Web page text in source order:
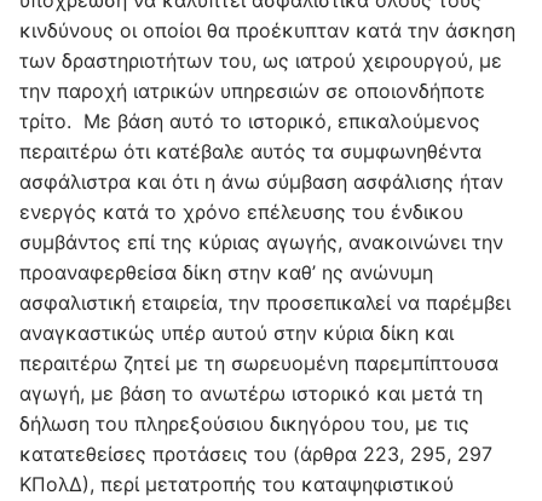
κινδύνους οι οποίοι θα προέκυπταν κατά την άσκηση
των δραστηριοτήτων του, ως ιατρού χειρουργού, με
την παροχή ιατρικών υπηρεσιών σε οποιονδήποτε
τρίτο. Με βάση αυτό το ιστορικό, επικαλούμενος
περαιτέρω ότι κατέβαλε αυτός τα συμφωνηθέντα
ασφάλιστρα και ότι η άνω σύμβαση ασφάλισης ήταν
ενεργός κατά το χρόνο επέλευσης του ένδικου
συμβάντος επί της κύριας αγωγής, ανακοινώνει την
προαναφερθείσα δίκη στην καθ’ ης ανώνυμη
ασφαλιστική εταιρεία, την προσεπικαλεί να παρέμβει
αναγκαστικώς υπέρ αυτού στην κύρια δίκη και
περαιτέρω ζητεί με τη σωρευομένη παρεμπίπτουσα
αγωγή, με βάση το ανωτέρω ιστορικό και μετά τη
δήλωση του πληρεξούσιου δικηγόρου του, με τις
κατατεθείσες προτάσεις του (άρθρα 223, 295, 297
ΚΠολΔ), περί μετατροπής του καταψηφιστικού